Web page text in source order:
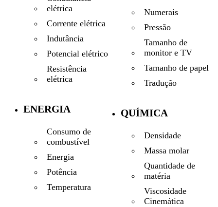
elétrica
Corrente elétrica
Indutância
Potencial elétrico
Resistência
elétrica
ENERGIA
Consumo de
combustível
Energia
Potência
Temperatura
Numerais
Pressão
Tamanho de
monitor e TV
Tamanho de papel
Tradução
QUÍMICA
Densidade
Massa molar
Quantidade de
matéria
Viscosidade
Cinemática